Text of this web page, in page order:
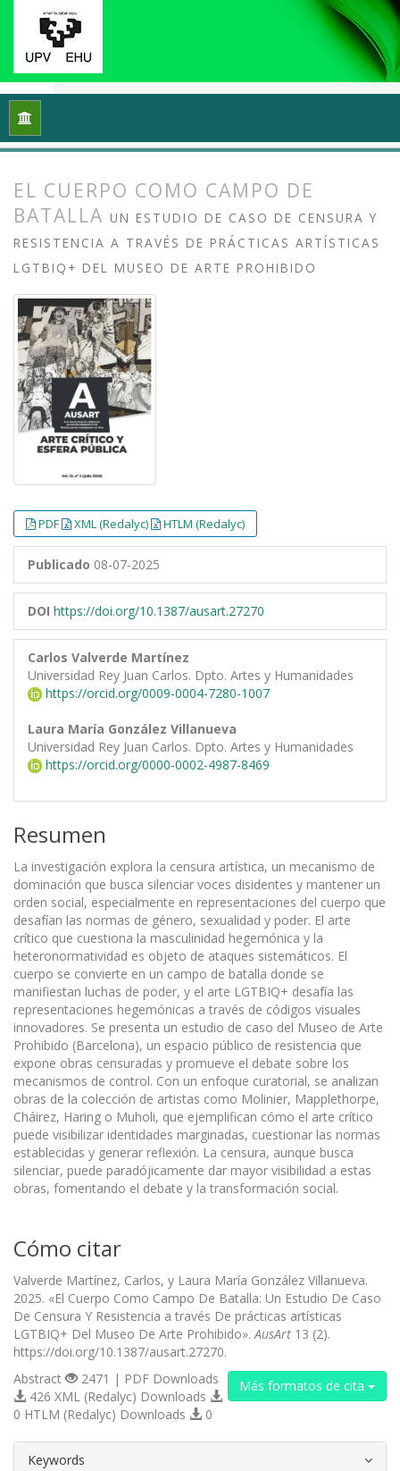
Inicio
EL CUERPO COMO CAMPO DE
BATALLA UN ESTUDIO DE CASO DE CENSURA Y
RESISTENCIA A TRAVÉS DE PRÁCTICAS ARTÍSTICAS
LGTBIQ+ DEL MUSEO DE ARTE PROHIBIDO
PDF XML (Redalyc) HTLM (Redalyc)
Publicado 08-07-2025
DOI https://doi.org/10.1387/ausart.27270
Carlos Valverde Martínez
Universidad Rey Juan Carlos. Dpto. Artes y Humanidades
https://orcid.org/0009-0004-7280-1007
Laura María González Villanueva
Universidad Rey Juan Carlos. Dpto. Artes y Humanidades
https://orcid.org/0000-0002-4987-8469
Resumen
La investigación explora la censura artística, un mecanismo de
dominación que busca silenciar voces disidentes y mantener un
orden social, especialmente en representaciones del cuerpo que
desafían las normas de género, sexualidad y poder. El arte
crítico que cuestiona la masculinidad hegemónica y la
heteronormatividad es objeto de ataques sistemáticos. El
cuerpo se convierte en un campo de batalla donde se
manifiestan luchas de poder, y el arte LGTBIQ+ desafía las
representaciones hegemónicas a través de códigos visuales
innovadores. Se presenta un estudio de caso del Museo de Arte
Prohibido (Barcelona), un espacio público de resistencia que
expone obras censuradas y promueve el debate sobre los
mecanismos de control. Con un enfoque curatorial, se analizan
obras de la colección de artistas como Molinier, Mapplethorpe,
Cháirez, Haring o Muholi, que ejemplifican cómo el arte crítico
puede visibilizar identidades marginadas, cuestionar las normas
establecidas y generar reflexión. La censura, aunque busca
silenciar, puede paradójicamente dar mayor visibilidad a estas
obras, fomentando el debate y la transformación social.
Cómo citar
Valverde Martínez, Carlos, y Laura María González Villanueva.
2025. «El Cuerpo Como Campo De Batalla: Un Estudio De Caso
De Censura Y Resistencia a través De prácticas artísticas
LGTBIQ+ Del Museo De Arte Prohibido». AusArt 13 (2).
https://doi.org/10.1387/ausart.27270.
Más formatos de cita
Abstract
2471 | PDF Downloads
426 XML (Redalyc) Downloads
0 HTLM (Redalyc) Downloads
0
Keywords